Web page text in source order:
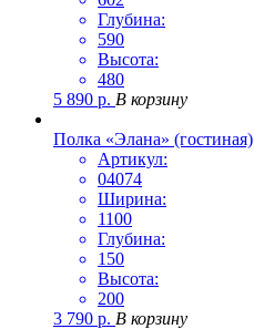
Глубина:
590
Высота:
480
5 890 р. В корзину
Полка «Элана» (гостиная)
Артикул:
04074
Ширина:
1100
Глубина:
150
Высота:
200
3 790 р. В корзину